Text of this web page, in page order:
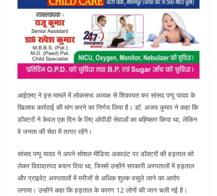
आईएमए ने इस मामले में लोकसभा अध्यक्ष से शिकायत कर सांसद पप्पू यादव के
खिलाफ कार्रवाई की मांग करने का निर्णय लिया है। डॉ. अजय कुमार ने कहा कि
डॉक्टरों ने केवल एक दिन के लिए ओपीडी सेवाओं का बहिष्कार किया था, लेकिन
वे जनता की सेवा में तत्पर रहेंगे।
सांसद पप्पू यादव ने अपने सोशल मीडिया अकाउंट पर डॉक्टरों की हड़ताल को
लेकर विवादास्पद बयान दिया था, जिसमें उन्होंने सरकारी अस्पतालों में हड़ताल
और प्राइवेट अस्पतालों में मरीजों से अधिक शुल्क वसूले जाने का आरोप
लगाया। उन्होंने कहा कि हड़ताल के कारण 12 लोगों की जान चली गई है।